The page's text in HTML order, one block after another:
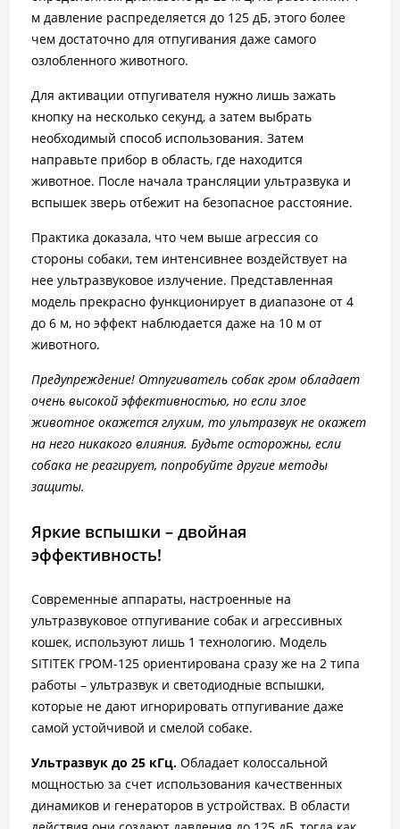
м давление распределяется до 125 дБ, этого более
чем достаточно для отпугивания даже самого
озлобленного животного.
Для активации отпугивателя нужно лишь зажать
кнопку на несколько секунд, а затем выбрать
необходимый способ использования. Затем
направьте прибор в область, где находится
животное. После начала трансляции ультразвука и
вспышек зверь отбежит на безопасное расстояние.
Практика доказала, что чем выше агрессия со
стороны собаки, тем интенсивнее воздействует на
нее ультразвуковое излучение. Представленная
модель прекрасно функционирует в диапазоне от 4
до 6 м, но эффект наблюдается даже на 10 м от
животного.
Предупреждение! Отпугиватель собак гром обладает
очень высокой эффективностью, но если злое
животное окажется глухим, то ультразвук не окажет
на него никакого влияния. Будьте осторожны, если
собака не реагирует, попробуйте другие методы
защиты.
Яркие вспышки – двойная
эффективность!
Современные аппараты, настроенные на
ультразвуковое отпугивание собак и агрессивных
кошек, используют лишь 1 технологию. Модель
SITITEK ГРОМ-125 ориентирована сразу же на 2 типа
работы – ультразвук и светодиодные вспышки,
которые не дают игнорировать отпугивание даже
самой устойчивой и смелой собаке.
Ультразвук до 25 кГц. Обладает колоссальной
мощностью за счет использования качественных
динамиков и генераторов в устройствах. В области